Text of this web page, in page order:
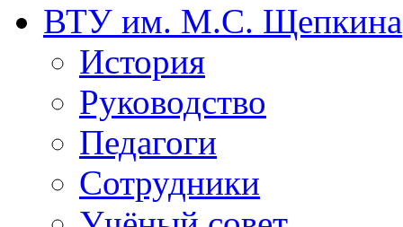
ВТУ им. М.С. Щепкина
История
Руководство
Педагоги
Сотрудники